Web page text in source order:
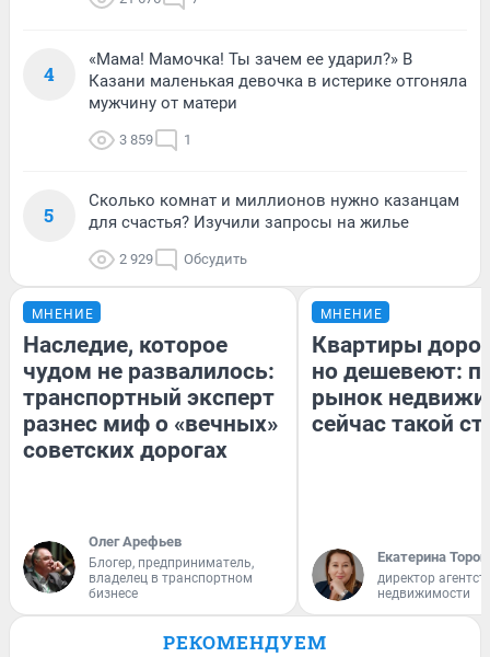
4
«Мама! Мамочка! Ты зачем ее ударил?» В
Казани маленькая девочка в истерике отгоняла
мужчину от матери
3 859 1
5
Сколько комнат и миллионов нужно казанцам
для счастья? Изучили запросы на жилье
2 929 Обсудить
МНЕНИЕ
Наследие, которое
чудом не развалилось:
транспортный эксперт
разнес миф о «вечных»
советских дорогах
Олег Арефьев
Блогер, предприниматель,
владелец в транспортном
бизнесе
МНЕНИЕ
Квартиры
но дешевеют:
рынок
сейчас такой
Екатерина
директор
недвижимости
РЕКОМЕНДУЕМ